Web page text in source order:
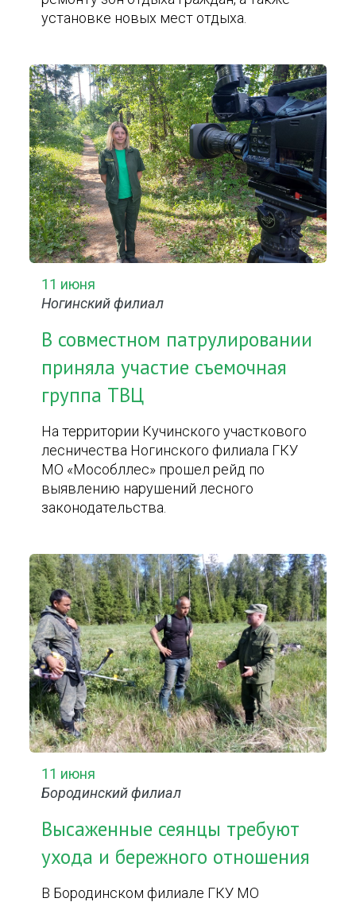
установке новых мест отдыха.
11 июня
Ногинский филиал
В совместном патрулировании
приняла участие съемочная
группа ТВЦ
На территории Кучинского участкового
лесничества Ногинского филиала ГКУ
МО «Мособллес» прошел рейд по
выявлению нарушений лесного
законодательства.
11 июня
Бородинский филиал
Высаженные сеянцы требуют
ухода и бережного отношения
В Бородинском филиале ГКУ МО